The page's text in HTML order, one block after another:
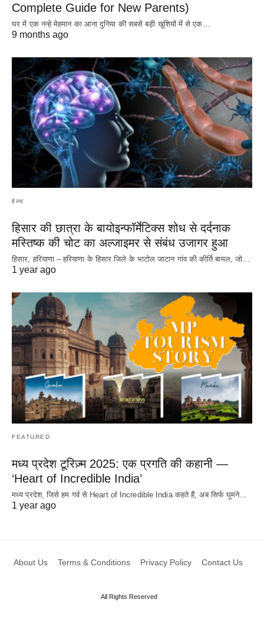
Complete Guide for New Parents)
घर में एक नन्हे मेहमान का आना दुनिया की सबसे बड़ी खुशियों में से एक…
9 months ago
हेल्थ
हिसार की छात्रा के बायोइन्फॉर्मेटिक्स शोध से दर्दनाक
मस्तिष्क की चोट का अल्जाइमर से संबंध उजागर हुआ
हिसार, हरियाणा – हरियाणा के हिसार जिले के भाटोल जाटान गांव की कीर्ति बामल, जो…
1 year ago
FEATURED
मध्य प्रदेश टूरिज़्म 2025: एक प्रगति की कहानी —
‘Heart of Incredible India’
मध्य प्रदेश, जिसे हम गर्व से Heart of Incredible India कहते हैं, अब सिर्फ घूमने…
1 year ago
About Us Terms & Conditions Privacy Policy Contact Us
All Rights Reserved